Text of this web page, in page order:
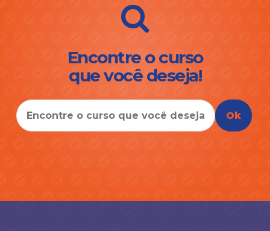
Encontre o curso
que você deseja!
Ok